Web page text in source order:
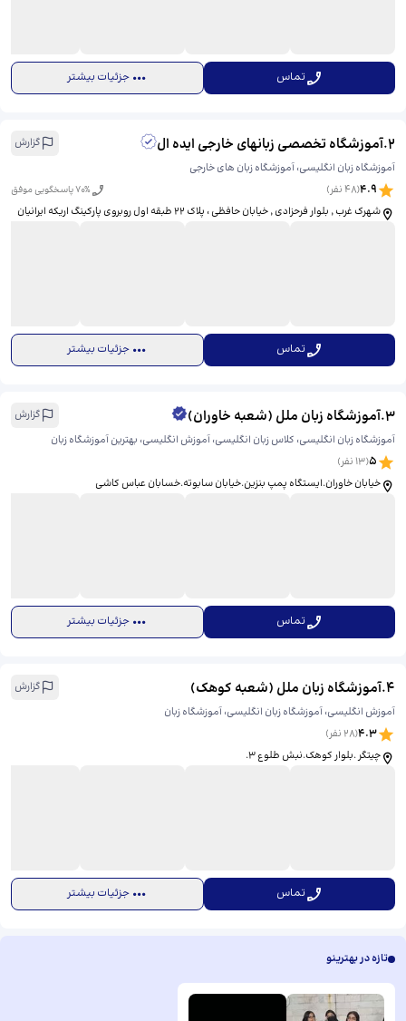
تماس جزئیات بیشتر
2
.آموزشگاه تخصصی زبانهای خارجی ایده ال
گزارش
آموزشگاه زبان انگلیسی، آموزشگاه زبان های خارجی
4.9
(
48نفر) 70% پاسخگویی موفق
شهرک غرب ٬ بلوار فرحزادی ٬ خیابان حافظی ، پلاک 22 طبقه اول روبروی پارکینگ اریکه ایرانیان
تماس جزئیات بیشتر
3
.آموزشگاه زبان ملل (شعبه خاوران)
گزارش
آموزشگاه زبان انگلیسی، کلاس زبان انگلیسی، آموزش انگلیسی، بهترین آموزشگاه زبان
5
(
13 نفر)
خیابان خاوران.ایستگاه پمپ بنزین.خیابان سابوته.خسابان عباس کاشی
تماس جزئیات بیشتر
4
.آموزشگاه زبان ملل (شعبه کوهک)
گزارش
آموزش انگلیسی، آموزشگاه زبان انگلیسی، آموزشگاه زبان
4.3
(
28نفر)
چیتگر .بلوار کوهک.نبش طلوع ۳.
تماس جزئیات بیشتر
تازه در بهترینو